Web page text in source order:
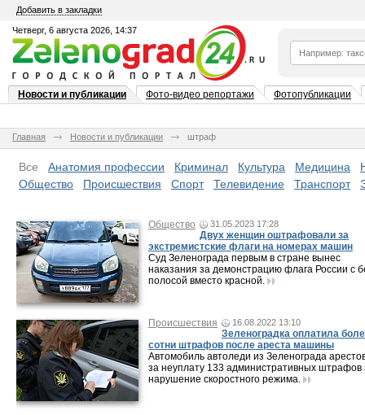
Добавить в закладки
Четверг, 6 августа 2026, 14:37
Новости и публикации Фото-видео репортажи Фотопубликации
Главная Новости и публикации штраф
Все Анатомия профессии Криминал Культура Медицина
Общество
Происшествия Спорт Телевидение Транспорт
Общество 31.05.2023 17:28
Двух женщин оштрафовали за
экстремистские флаги на номерах машин
Суд Зеленограда первым в стране вынес
наказания за демонстрацию флага России с
полосой вместо красной.
Происшествия 16.08.2022 13:10
Зеленоградка оплатила
сотни штрафов после ареста машины
Автомобиль автоледи из Зеленограда
за неуплату 133 административных штрафов
нарушение скоростного режима.